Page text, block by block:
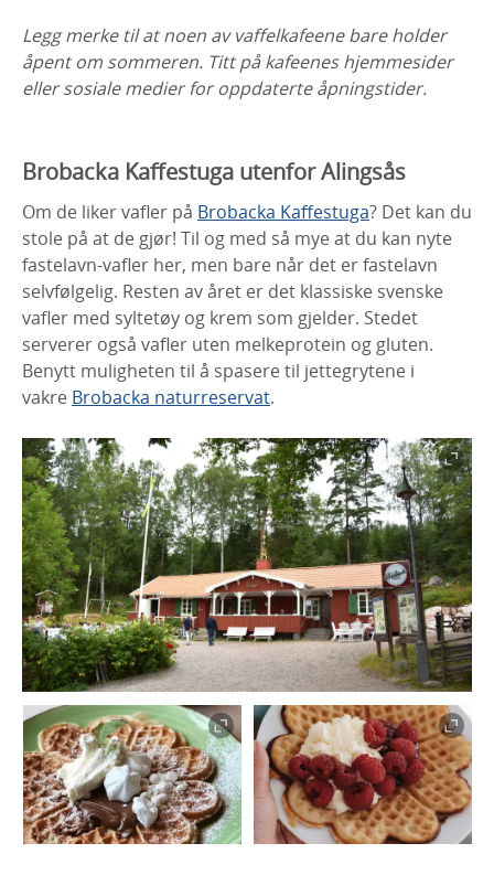
Legg merke til at noen av vaffelkafeene bare holder
åpent om sommeren. Titt på kafeenes hjemmesider
eller sosiale medier for oppdaterte åpningstider.
Brobacka Kaffestuga utenfor Alingsås
Om de liker vafler på Brobacka Kaffestuga? Det kan du
stole på at de gjør! Til og med så mye at du kan nyte
fastelavn-vafler her, men bare når det er fastelavn
selvfølgelig. Resten av året er det klassiske svenske
vafler med syltetøy og krem som gjelder. Stedet
serverer også vafler uten melkeprotein og gluten.
Benytt muligheten til å spasere til jettegrytene i
vakre Brobacka naturreservat.